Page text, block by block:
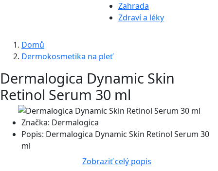
Zahrada
Zdraví a léky
Domů
Dermokosmetika na pleť
Dermalogica Dynamic Skin
Retinol Serum 30 ml
Značka: Dermalogica
Popis: Dermalogica Dynamic Skin Retinol Serum 30
ml
Zobraziť celý popis